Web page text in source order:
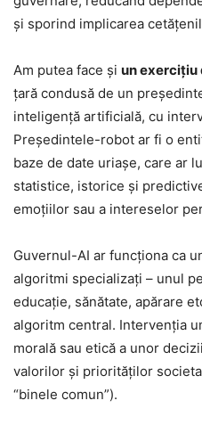
și sporind implicarea
Am putea face şi un exerciţiu
ţară condusă de un
inteligență artificială, cu
Președintele-robot ar fi o
baze de date uriașe, care ar
statistice, istorice și
emoțiilor sau a intereselor
Guvernul-AI ar funcționa ca
algoritmi specializați – unul
educație, sănătate, apărare
algoritm central. Intervenția
morală sau etică a unor
valorilor și priorităților
“binele comun”).